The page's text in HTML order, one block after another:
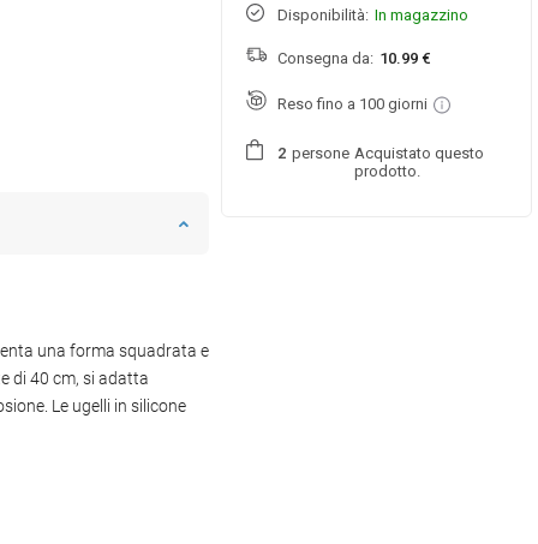
una forma squadrata e
di 40 cm, si adatta
Le ugelli in silicone
Disponibilità: In magazzino
Consegna da: 10.99 €
Reso fino a 100 giorni
2 persone Acquistato questo
prodotto.